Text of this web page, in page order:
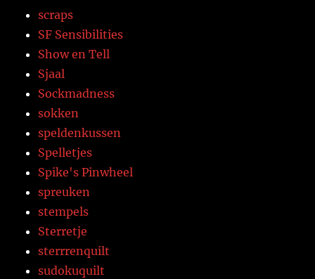
scraps
SF Sensibilities
Show en Tell
Sjaal
Sockmadness
sokken
speldenkussen
Spelletjes
Spike's Pinwheel
spreuken
stempels
Sterretje
sterrrenquilt
sudokuquilt